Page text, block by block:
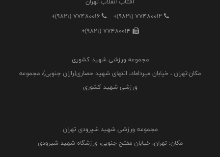
+(9821) 77480012
+(9821) 77480016
+(9821) 77480014
مجموعه ورزشی شهید کشوری
مکان:تهران ، خیابان میرداماد، انتهای شهید حصاری(رازان جنوبی)، مجموعه
ورزشی شهید کشوری
مجموعه ورزشی شهید شیرودی تهران
مکان: تهران، خیابان مفتح جنوبی، ورزشگاه شهید شیرودی